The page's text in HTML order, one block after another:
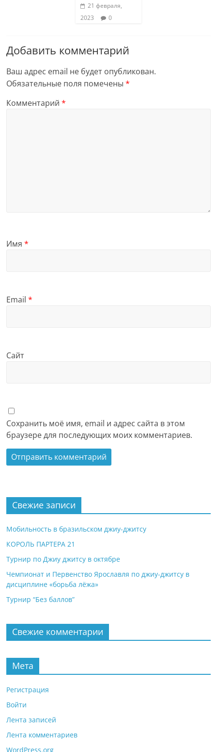
21 февраля,
2023
0
Добавить комментарий
Ваш адрес email не будет опубликован.
Обязательные поля помечены*
Комментарий*
Имя*
Email*
Сайт
Сохранить моё имя, email и адрес сайта в этом
браузере для последующих моих комментариев.
Свежие записи
Мобильность в бразильском джиу-джитсу
КОРОЛЬ ПАРТЕРА 21
Турнир по Джиу джитсу в октябре
Чемпионат и Первенство Ярославля по джиу-джитсу в
дисциплине «борьба лёжа»
Турнир “Без баллов”
Свежие комментарии
Мета
Регистрация
Войти
Лента записей
Лента комментариев
WordPress.org